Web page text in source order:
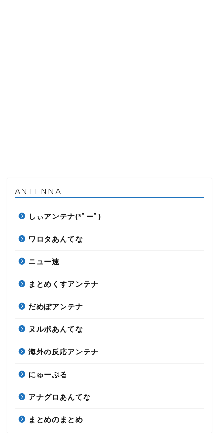
ANTENNA
しぃアンテナ(*ﾟーﾟ)
ワロタあんてな
ニュー速
まとめくすアンテナ
だめぽアンテナ
ヌルポあんてな
海外の反応アンテナ
にゅーぷる
アナグロあんてな
まとめのまとめ